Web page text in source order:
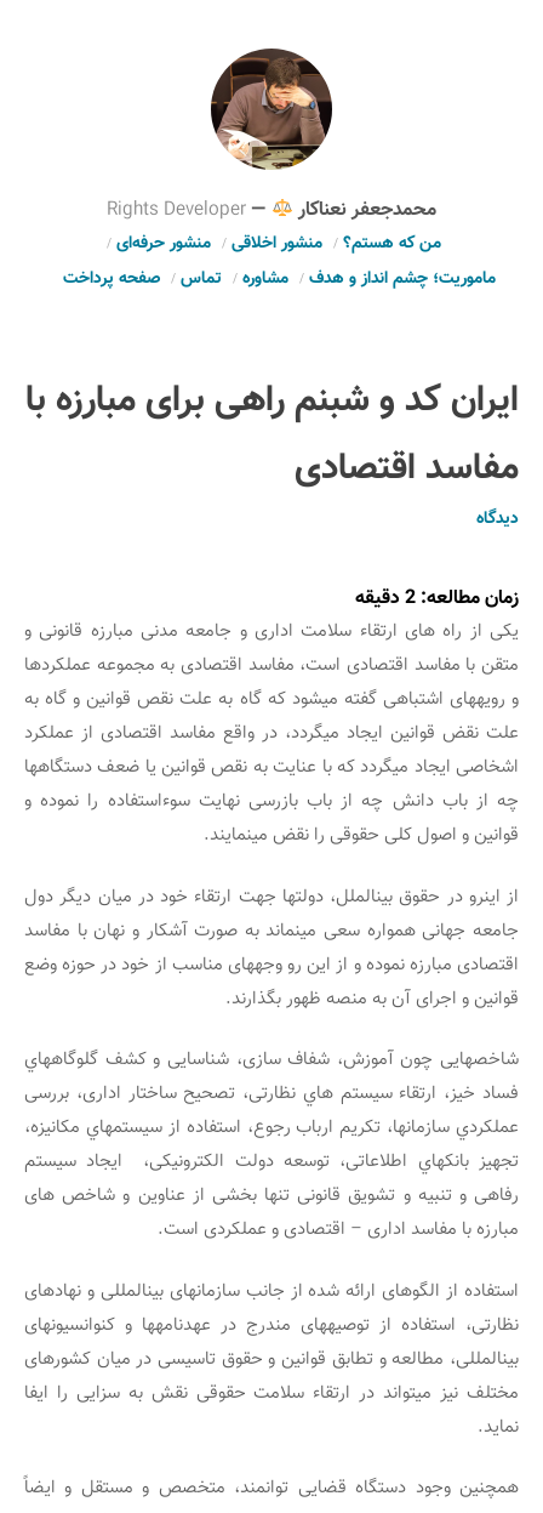
محمدجعفر نعناکار —
Rights Developer
من که هستم؟ منشور اخلاقی
منشور حرفه‌ای
ماموریت؛ چشم انداز و هدف
مشاوره تماس صفحه پرداخت
ایران کد و شبنم راهی برای مبارزه با
مفاسد اقتصادی
دیدگاه
زمان مطالعه: 2 دقیقه
یکی از راه های ارتقاء سلامت اداری و جامعه مدنی مبارزه قانونی و
متقن با مفاسد اقتصادی است، مفاسد اقتصادی به مجموعه عملکردها
و رویه‏های اشتباهی گفته می‏شود که گاه به علت نقص قوانین و گاه به
علت نقض قوانین ایجاد می‏گردد، در واقع مفاسد اقتصادی از عملکرد
اشخاصی ایجاد می‏گردد که با عنایت به نقص قوانین یا ضعف دستگاه‏ها
چه از باب دانش چه از باب بازرسی نهایت سوءاستفاده را نموده و
قوانین و اصول کلی حقوقی را نقض می‏نمایند.
از اینرو در حقوق بین‏الملل، دولت‏ها جهت ارتقاء خود در میان دیگر دول
جامعه جهانی همواره سعی می‏نماند به صورت آشکار و نهان با مفاسد
اقتصادی مبارزه نموده و از این رو وجهه‏ای مناسب از خود در حوزه وضع
قوانین و اجرای آن به منصه ظهور بگذارند.
شاخص‏هایی چون آموزش، شفاف سازی، شناسایی و کشف گلوگاه‏هاي
فساد خیز، ارتقاء سیستم هاي نظارتی، تصحیح ساختار اداری، بررسی
عملکردي سازمان‏ها، تکریم ارباب رجوع، استفاده از سیستم‏هاي مکانیزه،
تجهیز بانک‏هاي اطلاعاتی، توسعه دولت الکترونیکی، ایجاد سیستم
رفاهی و تنبیه و تشویق قانونی تنها بخشی از عناوین و شاخص های
مبارزه با مفاسد اداری – اقتصادی و عملکردی است.
استفاده از الگوهای ارائه شده از جانب سازمان‏های بین‏المللی و نهادهای
نظارتی، استفاده از توصیه‏های مندرج در عهدنامه‏ها و کنوانسیون‏های
بین‏المللی، مطالعه و تطابق قوانین و حقوق تاسیسی در میان کشورهای
مختلف نیز می‏تواند در ارتقاء سلامت حقوقی نقش به سزایی را ایفا
نماید.
همچنین وجود دستگاه قضایی توانمند، متخصص و مستقل و ایضاً